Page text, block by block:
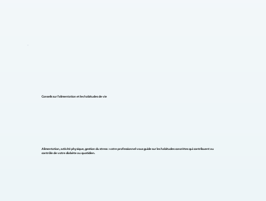
Conseils sur l'alimentation et les habitudes de vie
Alimentation, activité physique, gestion du stress : votre professionnel vous guide sur les habitudes concrètes qui contribuent au
contrôle de votre diabète au quotidien.